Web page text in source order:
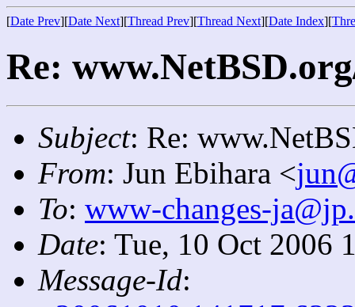
[Date Prev][Date Next][Thread Prev][Thread Next][Date Index][
Re:
Subject: Re:
From: Jun Ebihara <
To: www-changes-
Date: Tue, 10 Oct 2006
Message-Id: